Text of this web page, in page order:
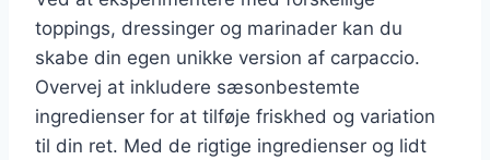
toppings, dressinger og marinader kan du
skabe din egen unikke version af carpaccio.
Overvej at inkludere sæsonbestemte
ingredienser for at tilføje friskhed og variation
til din ret. Med de rigtige ingredienser og lidt